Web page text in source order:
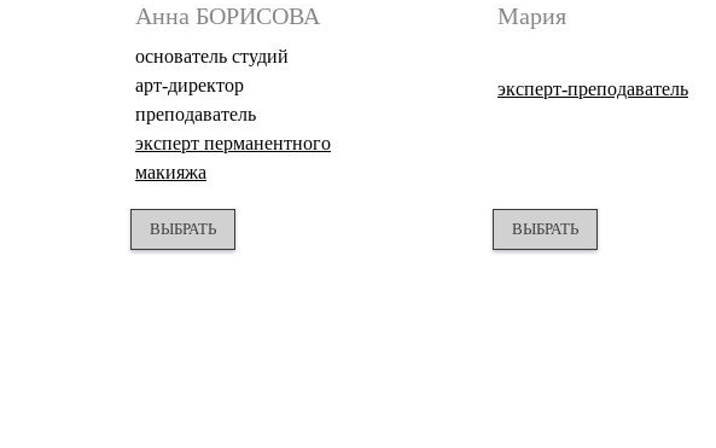
Анна БОРИСОВА
основатель студий
арт-директор
преподаватель
эксперт перманентного
макияжа
ВЫБРАТЬ
Мария
эксперт-преподаватель
ВЫБРАТЬ